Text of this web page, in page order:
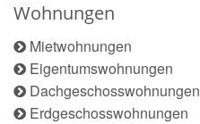
Wohnungen
Mietwohnungen
Eigentumswohnungen
Dachgeschosswohnungen
Erdgeschosswohnungen